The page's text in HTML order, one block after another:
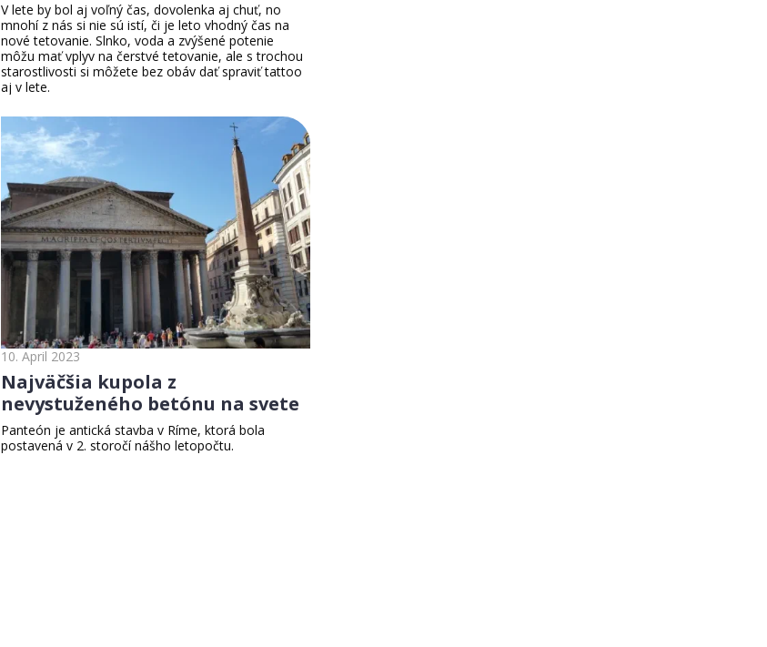
V lete by bol aj voľný čas, dovolenka aj chuť, no
mnohí z nás si nie sú istí, či je leto vhodný čas na
nové tetovanie. Slnko, voda a zvýšené potenie
môžu mať vplyv na čerstvé tetovanie, ale s trochou
starostlivosti si môžete bez obáv dať spraviť tattoo
aj v lete.
Najväčšia kupola z
nevystuženého betónu na svete
10. April 2023
Panteón je antická stavba v Ríme, ktorá bola
postavená v 2. storočí nášho letopočtu.